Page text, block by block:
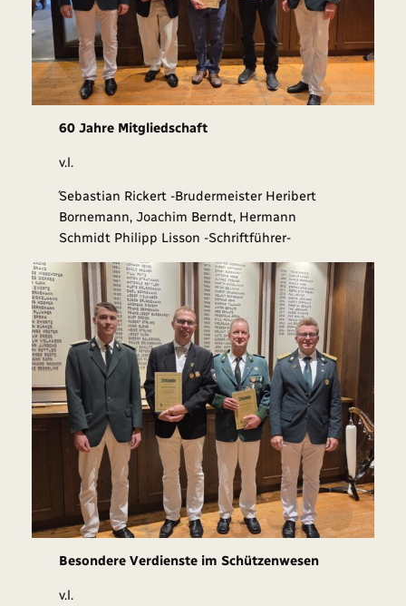
60 Jahre Mitgliedschaft
v.l.
´Sebastian Rickert -Brudermeister Heribert
Bornemann, Joachim Berndt, Hermann
Schmidt Philipp Lisson -Schriftführer-
Besondere Verdienste im Schützenwesen
v.l.